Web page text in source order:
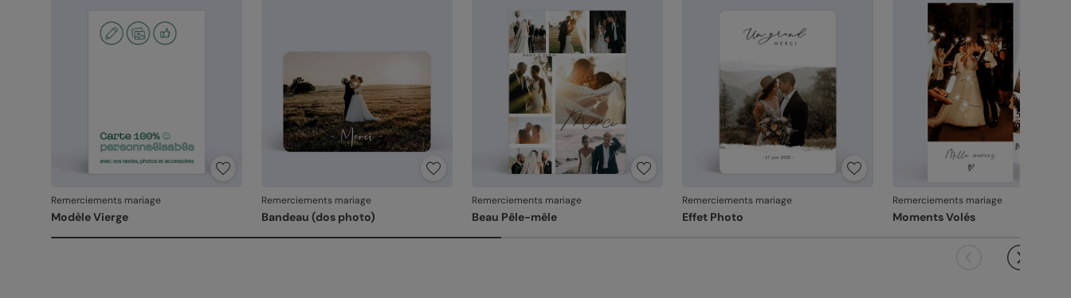
En revanche, si le point concerne la personnalisation
produit ne pourra pas être repris.
Remerciements mariage
Modèle Vierge
Remerciements mariage
Bandeau (dos photo)
Remerciements mariage
Beau Pêle-mêle
Remerciements mariage
Effet Photo
Remerciements mariage
Moments Volés